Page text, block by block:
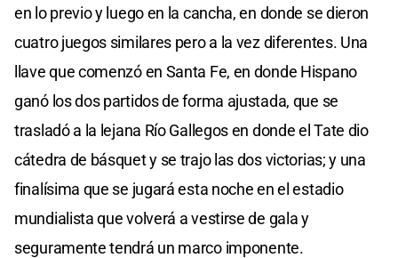
en lo previo y luego en la cancha, en donde se dieron
cuatro juegos similares pero a la vez diferentes. Una
llave que comenzó en Santa Fe, en donde Hispano
ganó los dos partidos de forma ajustada, que se
trasladó a la lejana Río Gallegos en donde el Tate dio
cátedra de básquet y se trajo las dos victorias; y una
finalísima que se jugará esta noche en el estadio
mundialista que volverá a vestirse de gala y
seguramente tendrá un marco imponente.